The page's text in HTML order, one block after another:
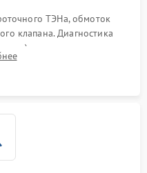
ТЭНа, обмоток
клапана. Диагностика
датчика мутности,
модуля управления.